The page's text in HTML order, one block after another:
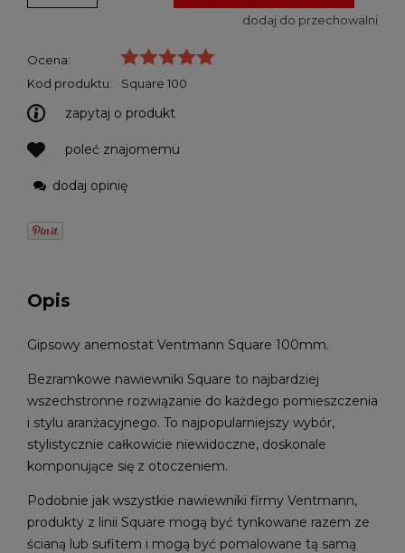
dodaj do przechowalni
Ocena:
Kod produktu:
Square 100
zapytaj o produkt
poleć znajomemu
dodaj opinię
Opis
Gipsowy anemostat Ventmann Square 100mm.
Bezramkowe nawiewniki Square to najbardziej
wszechstronne rozwiązanie do każdego pomieszczenia
i stylu aranżacyjnego. To najpopularniejszy wybór,
stylistycznie całkowicie niewidoczne, doskonale
komponujące się z otoczeniem.
Podobnie jak wszystkie nawiewniki firmy Ventmann,
produkty z linii Square mogą być tynkowane razem ze
ścianą lub sufitem i mogą być pomalowane tą samą